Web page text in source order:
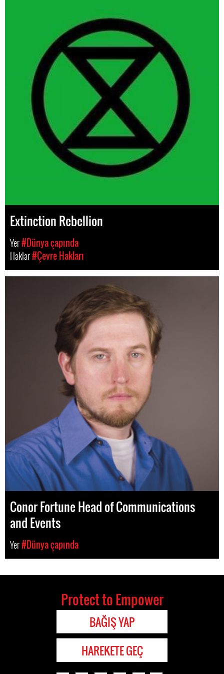
Extinction Rebellion
Yer#Dünya çapında
Haklar#Çevre Hakları
Conor Fortune Head of Communications
and Events
Yer#Dünya çapında
Protect to Empower
BAĞIŞ YAP
HAREKETE GEÇ